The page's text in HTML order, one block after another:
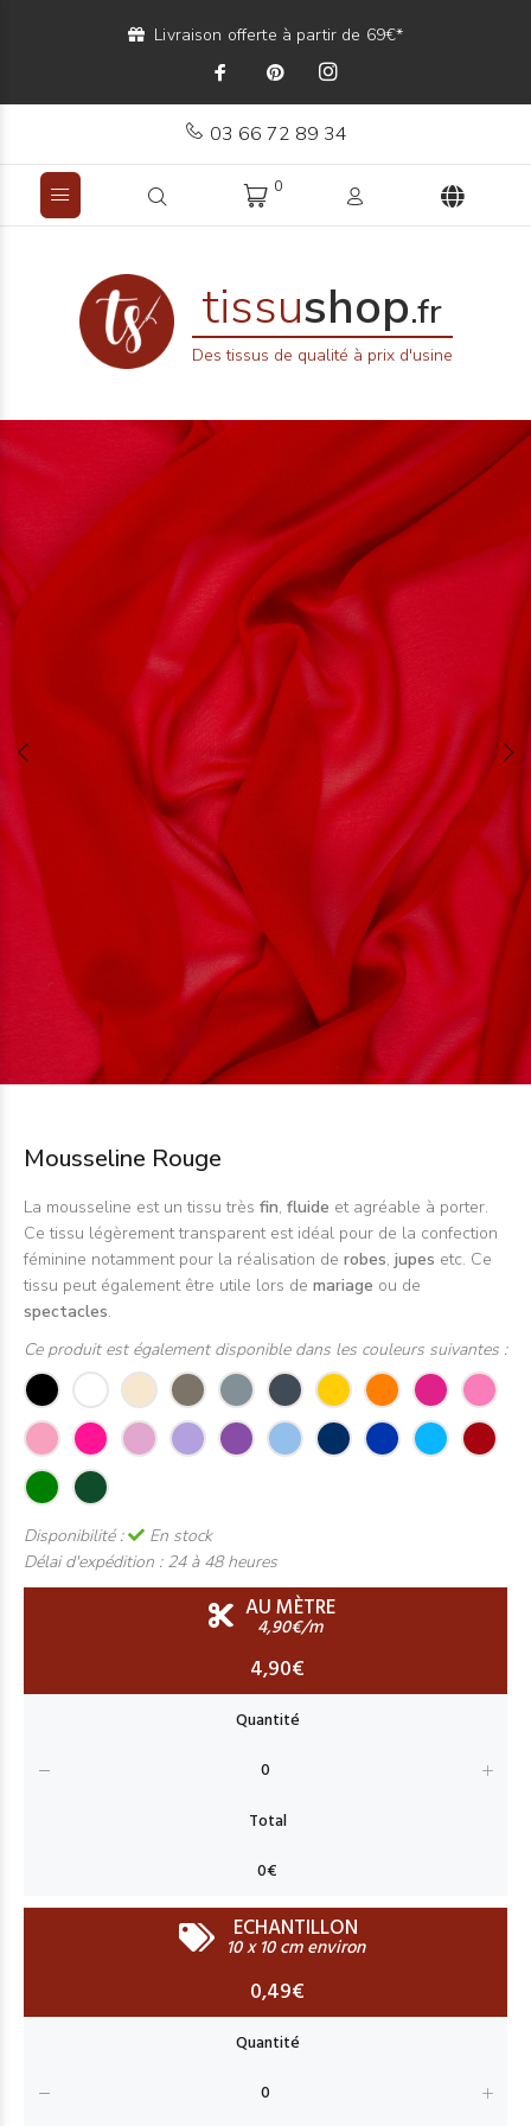
Livraison offerte à partir de 69€*
03 66 72 89 34
0
tissushop.fr
Des tissus de qualité à prix d'usine
Mousseline Rouge
La mousseline est un tissu très fin, fluide et agréable à porter.
Ce tissu légèrement transparent est idéal pour de la confection
féminine notamment pour la réalisation de robes, jupes etc. Ce
tissu peut également être utile lors de mariage ou de
spectacles.
Ce produit est également disponible dans les couleurs suivantes :
Disponibilité :
En stock
Délai d'expédition : 24 à 48 heures
AU MÈTRE
4,90€/m
4,90€
ECHANTILLON
10 x 10 cm environ
0,49€